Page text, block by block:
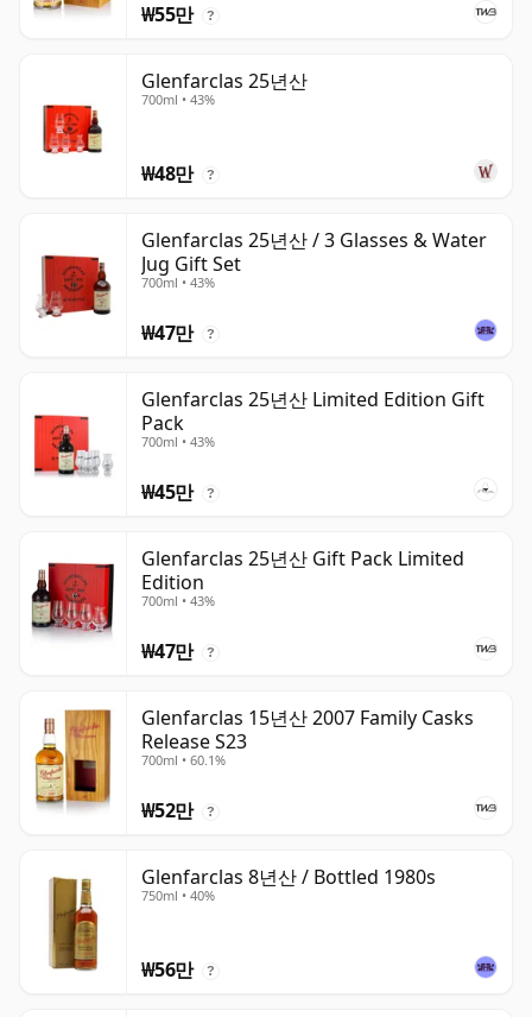
₩55만 ?
Glenfarclas 25년산
700ml • 43%
₩48만 ?
Glenfarclas 25년산 / 3 Glasses & Water
Jug Gift Set
700ml • 43%
₩47만 ?
Glenfarclas 25년산 Limited Edition Gift
Pack
700ml • 43%
₩45만 ?
Glenfarclas 25년산 Gift Pack Limited
Edition
700ml • 43%
₩47만 ?
Glenfarclas 15년산 2007 Family Casks
Release S23
700ml • 60.1%
₩52만 ?
Glenfarclas 8년산 / Bottled 1980s
750ml • 40%
₩56만 ?